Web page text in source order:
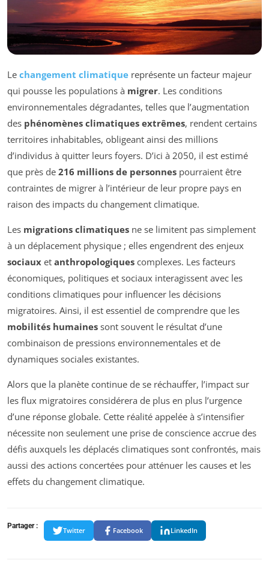
Le changement climatique représente un facteur majeur
qui pousse les populations à migrer. Les conditions
environnementales dégradantes, telles que l’augmentation
des phénomènes climatiques extrêmes, rendent certains
territoires inhabitables, obligeant ainsi des millions
d’individus à quitter leurs foyers. D’ici à 2050, il est estimé
que près de 216 millions de personnes pourraient être
contraintes de migrer à l’intérieur de leur propre pays en
raison des impacts du changement climatique.
Les migrations climatiques ne se limitent pas simplement
à un déplacement physique ; elles engendrent des enjeux
sociaux et anthropologiques complexes. Les facteurs
économiques, politiques et sociaux interagissent avec les
conditions climatiques pour influencer les décisions
migratoires. Ainsi, il est essentiel de comprendre que les
mobilités humaines sont souvent le résultat d’une
combinaison de pressions environnementales et de
dynamiques sociales existantes.
Alors que la planète continue de se réchauffer, l’impact sur
les flux migratoires considérera de plus en plus l’urgence
d’une réponse globale. Cette réalité appelée à s’intensifier
nécessite non seulement une prise de conscience accrue des
défis auxquels les déplacés climatiques sont confrontés, mais
aussi des actions concertées pour atténuer les causes et les
effets du changement climatique.
Partager :
Twitter Facebook LinkedIn